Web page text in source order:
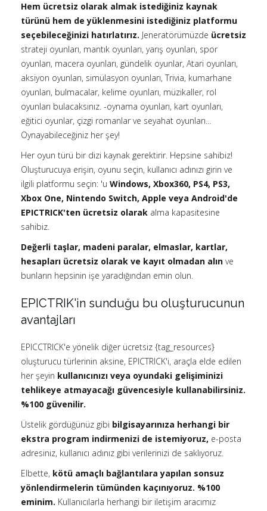
Hem ücretsiz olarak almak istediğiniz kaynak
türünü hem de yüklenmesini istediğiniz platformu
seçebileceğinizi hatırlatırız. Jeneratörümüzde ücretsiz
strateji oyunları, mantık oyunları, yarış oyunları, spor
oyunları, macera oyunları, gündelik oyunlar, Atari oyunları,
aksiyon oyunları, simülasyon oyunları, Trivia, kumarhane
oyunları, bulmacalar, kelime oyunları, müzikaller, rol
oyunları bulacaksınız. -oynama oyunları, kart oyunları,
eğitici oyunlar, çizgi romanlar ve seyahat oyunları...
Oynayabileceğiniz her şey!
Her oyun türü bir dizi kaynak gerektirir. Hepsine sahibiz!
Oluşturucuya erişin, oyunu seçin, kullanıcı adınızı girin ve
ilgili platformu seçin: 'u Windows, Xbox360, PS4, PS3,
Xbox One, Nintendo Switch, Apple veya Android'de
EPICTRICK'ten ücretsiz olarak alma kapasitesine
sahibiz.
Değerli taşlar, madeni paralar, elmaslar, kartlar,
hesapları ücretsiz olarak ve kayıt olmadan alın ve
bunların hepsinin işe yaradığından emin olun.
EPICTRIK'in sunduğu bu oluşturucunun
avantajları
EPICCTRICK'e yönelik diğer ücretsiz {tag_resources}
oluşturucu türlerinin aksine, EPICTRICK'i, araçla elde edilen
her şeyin kullanıcınızı veya oyundaki gelişiminizi
tehlikeye atmayacağı güvencesiyle kullanabilirsiniz.
%100 güvenilir.
Üstelik gördüğünüz gibi bilgisayarınıza herhangi bir
ekstra program indirmenizi de istemiyoruz, e-posta
adresiniz, kullanıcı adınız gibi verilerinizi de saklıyoruz.
Elbette, kötü amaçlı bağlantılara yapılan sonsuz
yönlendirmelerin tümünden kaçınıyoruz. %100
eminim. Kullanıcılarla herhangi bir iletişim aracımız